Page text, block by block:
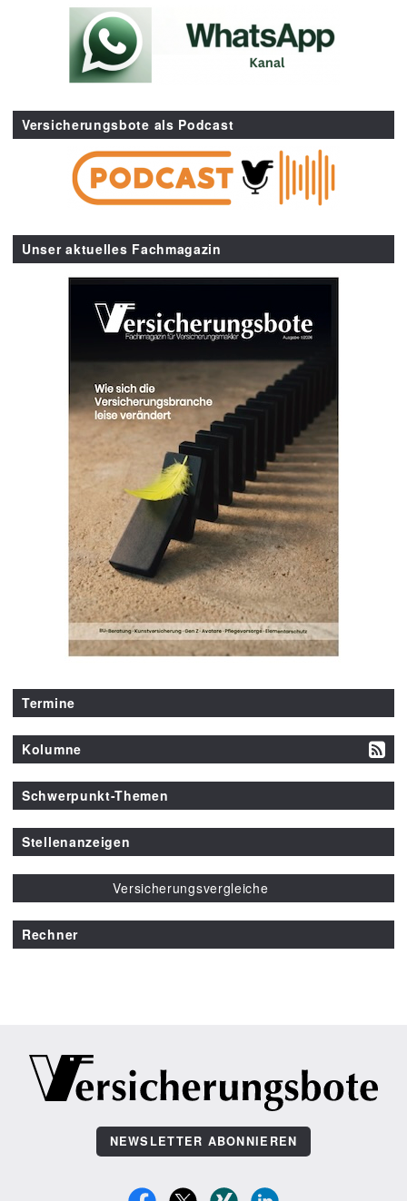
Versicherungsbote als Podcast
Unser aktuelles Fachmagazin
Termine
Kolumne
Schwerpunkt-Themen
Stellenanzeigen
Versicherungsvergleiche
Rechner
NEWSLETTER ABONNIEREN